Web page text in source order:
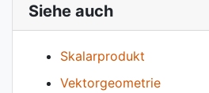
Siehe auch
Skalarprodukt
Vektorgeometrie